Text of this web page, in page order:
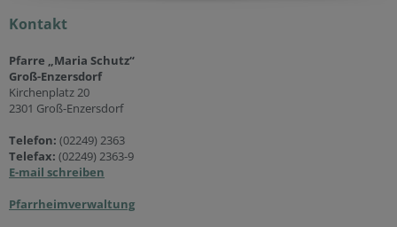
Kontakt
Pfarre „Maria Schutz“
Groß-Enzersdorf
Kirchenplatz 20
2301 Groß-Enzersdorf
Telefon: (02249) 2363
Telefax: (02249) 2363-9
E-mail schreiben
Pfarrheimverwaltung